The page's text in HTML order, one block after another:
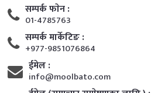
सम्पर्क फाेन :
01-4785763
सम्पर्क मार्केटिङ :
+977-9851076864
ईमेल :
info@moolbato.com